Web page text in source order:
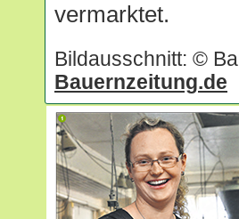
vermarktet.
Bildausschnitt: ©
Bauernzeitung.de